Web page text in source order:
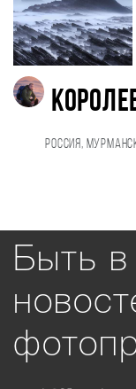
Россия,
Быть в